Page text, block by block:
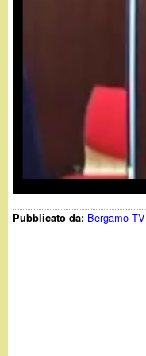
Pubblicato da: Bergamo TV